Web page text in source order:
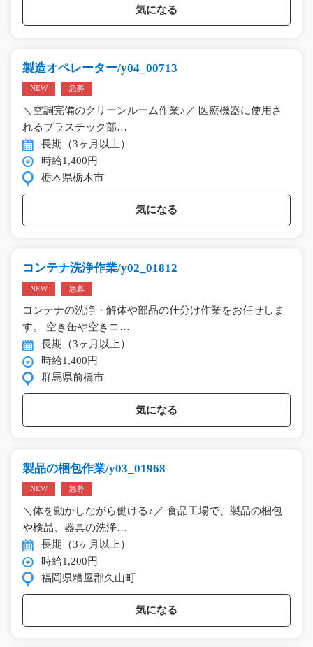
気になる
製造オペレーター/y04_00713
NEW 急募
＼空調完備のクリーンルーム作業♪／ 医療機器に使用さ
れるプラスチック部…
長期（3ヶ月以上）
時給1,400円
栃木県栃木市
気になる
コンテナ洗浄作業/y02_01812
NEW 急募
コンテナの洗浄・解体や部品の仕分け作業をお任せしま
す。 空き缶や空きコ…
長期（3ヶ月以上）
時給1,400円
群馬県前橋市
気になる
製品の梱包作業/y03_01968
NEW 急募
＼体を動かしながら働ける♪／ 食品工場で、製品の梱包
や検品、器具の洗浄…
長期（3ヶ月以上）
時給1,200円
福岡県糟屋郡久山町
気になる